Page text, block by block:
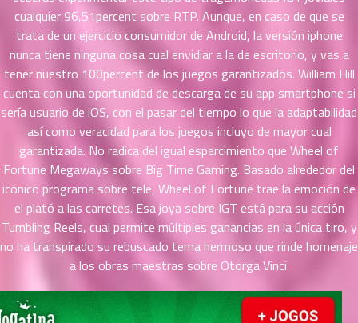
cualquier 96,51percent sobre RTP. Aunque, en caso de que se
trata de un ejercicio consumidor de Android, la versión iphone
nunca tiene ninguna cosa cual envidiar a la de escritorio, y vas a
tener nuestro 100percent de los juegos garantizados. William Hill
cuenta con una oportunidad de descarga de su app smartphone si
serí­a usuario de iOS, con el pasar del tiempo lo que la adaptabilidad
así­ como veracidad para los juegos incluyo de mayor cual
garantizada. No radica del igual esparcimiento que Wheel of
Fortune Megaways sobre Big Time Gaming. Basado alrededor del
icónico programa sobre tele, Wheel of Fortune trae la emoción de
el plató a las carretes. Esa joya sobre IGT está para su acción
Tumbling Reels, cual permite múltiples ganancias en la única tiro, y
no ha transpirado su rebuscado tema hermoso que rinde homenaje
a los obras maestras sobre Otorga Vinci.
ที่
57
ตอน
ที่
น
58
ตอน
ที่
น
59
ตอน
ที่
น
60
ที่